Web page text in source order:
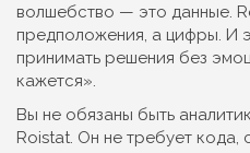
волшебство — это данные.
предположения, а цифры. И
принимать решения без
кажется».
Вы не обязаны быть
Roistat. Он не требует кода,